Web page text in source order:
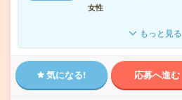
女性
もっと見る
気になる! 応募へ進む